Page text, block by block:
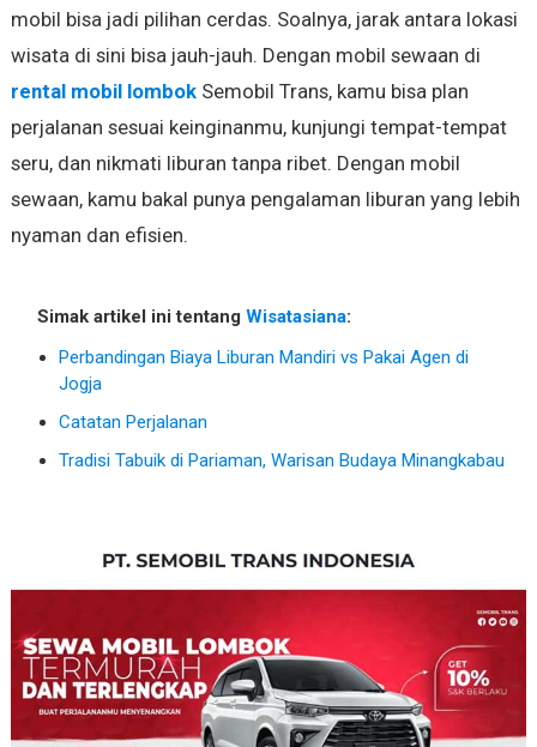
mobil bisa jadi pilihan cerdas. Soalnya, jarak antara lokasi
wisata di sini bisa jauh-jauh. Dengan mobil sewaan di
rental mobil lombok Semobil Trans, kamu bisa plan
perjalanan sesuai keinginanmu, kunjungi tempat-tempat
seru, dan nikmati liburan tanpa ribet. Dengan mobil
sewaan, kamu bakal punya pengalaman liburan yang lebih
nyaman dan efisien.
Simak artikel ini tentang Wisatasiana:
Perbandingan Biaya Liburan Mandiri vs Pakai Agen di
Jogja
Catatan Perjalanan
Tradisi Tabuik di Pariaman, Warisan Budaya Minangkabau